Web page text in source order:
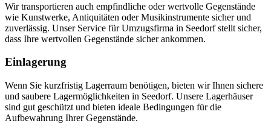
Wir transportieren auch empfindliche oder wertvolle Gegenstände
wie Kunstwerke, Antiquitäten oder Musikinstrumente sicher und
zuverlässig. Unser Service für Umzugsfirma in Seedorf stellt sicher,
dass Ihre wertvollen Gegenstände sicher ankommen.
Einlagerung
Wenn Sie kurzfristig Lagerraum benötigen, bieten wir Ihnen sichere
und saubere Lagermöglichkeiten in Seedorf. Unsere Lagerhäuser
sind gut geschützt und bieten ideale Bedingungen für die
Aufbewahrung Ihrer Gegenstände.